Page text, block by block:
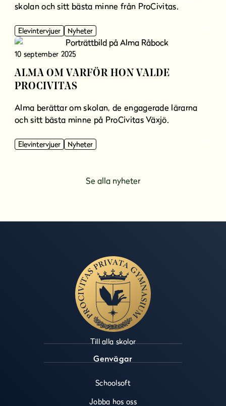
skolan och sitt bästa minne från ProCivitas.
Elevintervjuer Nyheter
10 september 2025
ALMA OM VARFÖR HON VALDE
PROCIVITAS
Alma berättar om skolan, de engagerade lärarna
och sitt bästa minne på ProCivitas Växjö.
Elevintervjuer Nyheter
Se alla nyheter
Till alla skolor
Genvägar
Schoolsoft
Jobba hos oss